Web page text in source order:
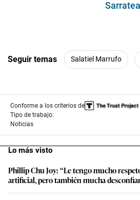
Sarratea
Seguir temas Salatiel Marrufo
Conforme a los criterios de
Tipo de trabajo:
Noticias
Lo más visto
Phillip Chu Joy: “Le tengo mucho
artificial, pero también mucha